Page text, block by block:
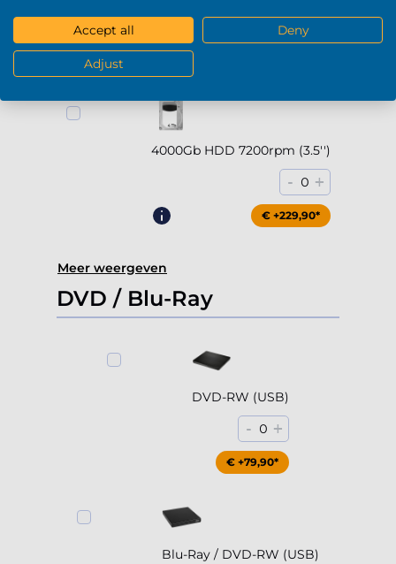
- 0
4000Gb HDD 7200rpm (3.5'')
- 0 +
€ +229,90*
Meer weergeven
DVD / Blu-Ray
DVD-RW (USB)
- 0 +
€ +79,90*
Blu-Ray / DVD-RW (USB)
Accept all Deny
Adjust